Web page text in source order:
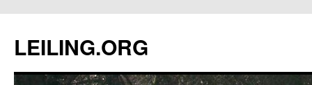
文
LEILING.ORG